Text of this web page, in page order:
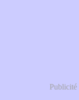
Publicité